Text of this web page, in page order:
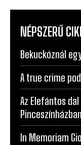
NÉPSZERŰ
Bekuckóznál
A true crime
Az Elefántos
Pinceszínházban
In Memoriam